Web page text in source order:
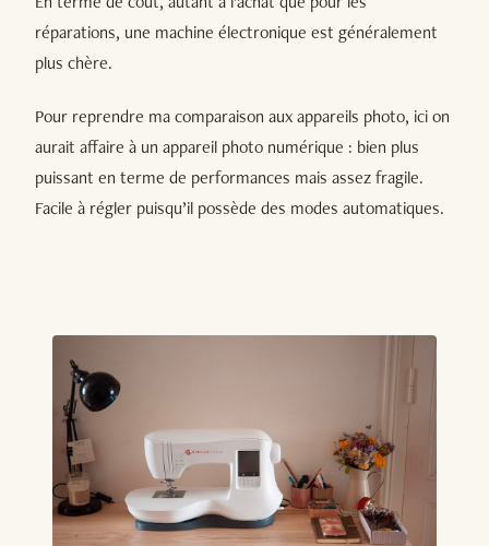
réparations, une machine électronique est généralement
plus chère.
Pour reprendre ma comparaison aux appareils photo, ici on
aurait affaire à un appareil photo numérique : bien plus
puissant en terme de performances mais assez fragile.
Facile à régler puisqu’il possède des modes automatiques.